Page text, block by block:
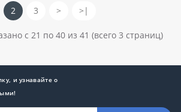
2 3 > >|
с 21 по 40 из 41 (всего 3 страниц)
и узнавайте о